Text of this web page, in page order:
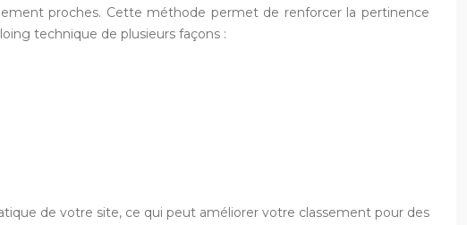
proches. Cette méthode permet de renforcer la pertinence
technique de plusieurs façons :
de votre site, ce qui peut améliorer votre classement pour des